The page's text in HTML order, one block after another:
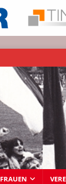
FRAUEN